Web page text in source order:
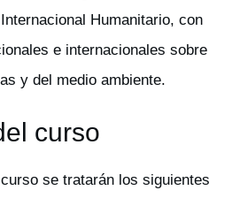
Humanitario, con
e internacionales sobre
y del medio ambiente.
curso
se tratarán los siguientes